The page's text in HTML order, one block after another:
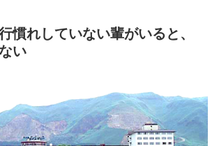
慣れしていない輩がいると、
い